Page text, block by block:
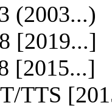
(2003...)
[2019...]
[2015...]
TTS